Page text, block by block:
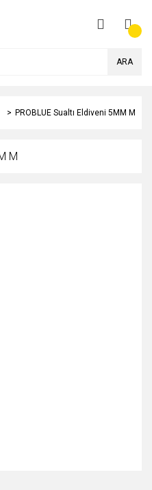
ARA
PROBLUE Sualtı Eldiveni 5MM M
M